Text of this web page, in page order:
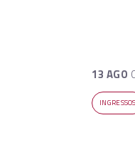
13 AGO
INGRESSOS